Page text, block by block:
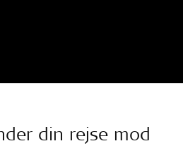
din rejse mod